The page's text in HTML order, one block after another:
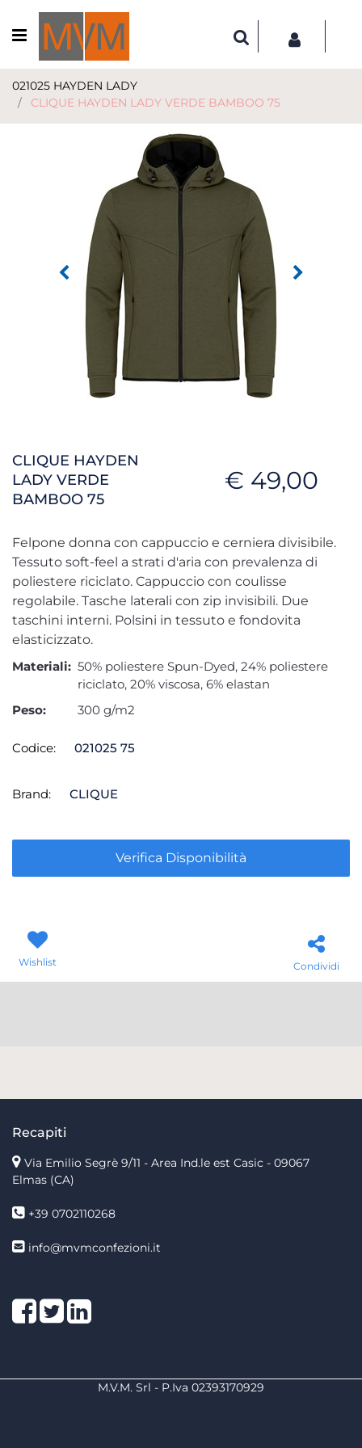
Open menu
021025 HAYDEN LADY
CLIQUE HAYDEN LADY VERDE BAMBOO 75
CLIQUE HAYDEN
LADY VERDE
BAMBOO 75
€ 49,00
Felpone donna con cappuccio e cerniera divisibile.
Tessuto soft-feel a strati d'aria con prevalenza di
poliestere riciclato. Cappuccio con coulisse
regolabile. Tasche laterali con zip invisibili. Due
taschini interni. Polsini in tessuto e fondovita
elasticizzato.
Materiali: 50% poliestere Spun-Dyed, 24% poliestere
riciclato, 20% viscosa, 6% elastan
Peso:
300 g/m2
Codice: 021025 75
Brand: CLIQUE
Verifica Disponibilità
Wishlist Condividi
Recapiti
Via Emilio Segrè 9/11 - Area Ind.le est Casic - 09067
Elmas (CA)
+39 0702110268
info@mvmconfezioni.it
Facebook
TwitterLinkedIn
M.V.M. Srl - P.Iva 02393170929